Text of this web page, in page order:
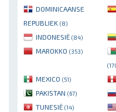
DOMINICAANSE
REPUBLIEK (8)
INDONESIË (84)
MAROKKO (353)
MEXICO (51)
PAKISTAN (67)
TUNESIË (14)